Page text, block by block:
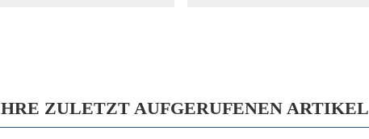
ZULETZT AUFGERUFENEN ARTIKEL